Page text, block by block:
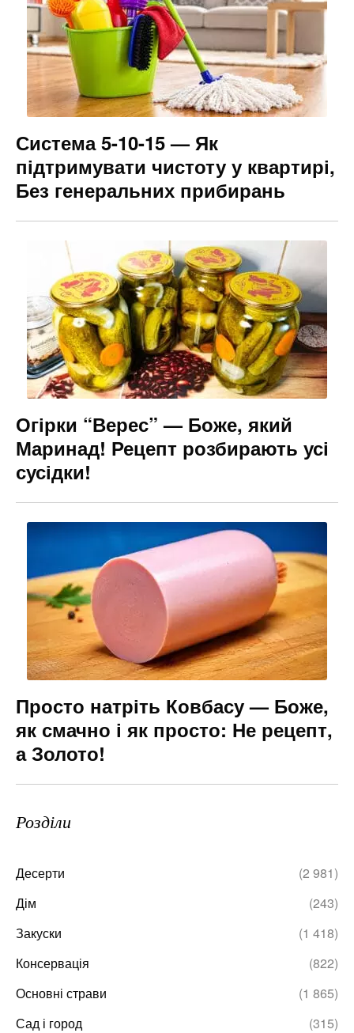
Система 5-10-15 — Як
підтримувати чистоту у квартирі,
Без генеральних прибирань
Огірки “Верес” — Боже, який
Маринад! Рецепт розбирають усі
сусідки!
Просто натріть Ковбасу — Боже,
як смачно і як просто: Не рецепт,
а Золото!
Розділи
Десерти
(2 981)
Дім
(243)
Закуски
(1 418)
Консервація
(822)
Основні страви
(1 865)
Сад і город
(315)